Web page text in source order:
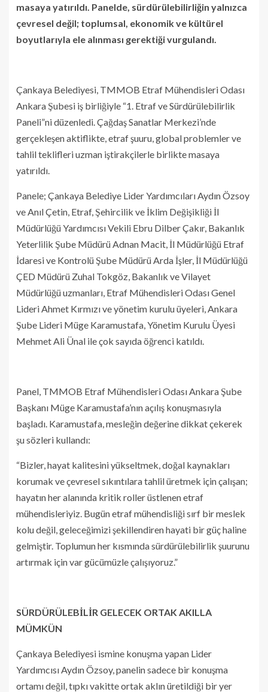
masaya yatırıldı. Panelde, sürdürülebilirliğin yalnızca
çevresel değil; toplumsal, ekonomik ve kültürel
boyutlarıyla ele alınması gerektiği vurgulandı.
Çankaya Belediyesi, TMMOB Etraf Mühendisleri Odası
Ankara Şubesi iş birliğiyle “1. Etraf ve Sürdürülebilirlik
Paneli”ni düzenledi. Çağdaş Sanatlar Merkezi’nde
gerçekleşen aktiflikte, etraf şuuru, global problemler ve
tahlil teklifleri uzman iştirakçilerle birlikte masaya
yatırıldı.
Panele; Çankaya Belediye Lider Yardımcıları Aydın Özsoy
ve Anıl Çetin, Etraf, Şehircilik ve İklim Değişikliği İl
Müdürlüğü Yardımcısı Vekili Ebru Dilber Çakır, Bakanlık
Yeterlilik Şube Müdürü Adnan Macit, İl Müdürlüğü Etraf
İdaresi ve Kontrolü Şube Müdürü Arda İşler, İl Müdürlüğü
ÇED Müdürü Zuhal Tokgöz, Bakanlık ve Vilayet
Müdürlüğü uzmanları, Etraf Mühendisleri Odası Genel
Lideri Ahmet Kırmızı ve yönetim kurulu üyeleri, Ankara
Şube Lideri Müge Karamustafa, Yönetim Kurulu Üyesi
Mehmet Ali Ünal ile çok sayıda öğrenci katıldı.
Panel, TMMOB Etraf Mühendisleri Odası Ankara Şube
Başkanı Müge Karamustafa’nın açılış konuşmasıyla
başladı. Karamustafa, mesleğin değerine dikkat çekerek
şu sözleri kullandı:
“Bizler, hayat kalitesini yükseltmek, doğal kaynakları
korumak ve çevresel sıkıntılara tahlil üretmek için çalışan;
hayatın her alanında kritik roller üstlenen etraf
mühendisleriyiz. Bugün etraf mühendisliği sırf bir meslek
kolu değil, geleceğimizi şekillendiren hayati bir güç haline
gelmiştir. Toplumun her kısmında sürdürülebilirlik şuurunu
artırmak için var gücümüzle çalışıyoruz.”
SÜRDÜRÜLEBİLİR GELECEK ORTAK AKILLA
MÜMKÜN
Çankaya Belediyesi ismine konuşma yapan Lider
Yardımcısı Aydın Özsoy, panelin sadece bir konuşma
ortamı değil, tıpkı vakitte ortak aklın üretildiği bir yer